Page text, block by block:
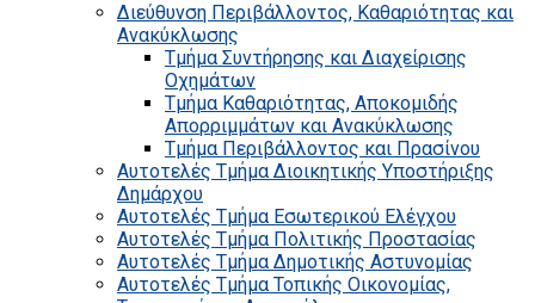
Διεύθυνση Περιβάλλοντος, Καθαριότητας και
Ανακύκλωσης
Τμήμα Συντήρησης και Διαχείρισης
Οχημάτων
Τμήμα Καθαριότητας, Αποκομιδής
Απορριμμάτων και Ανακύκλωσης
Τμήμα Περιβάλλοντος και Πρασίνου
Αυτοτελές Τμήμα Διοικητικής Υποστήριξης
Δημάρχου
Αυτοτελές Τμήμα Εσωτερικού Ελέγχου
Αυτοτελές Τμήμα Πολιτικής Προστασίας
Αυτοτελές Τμήμα Δημοτικής Αστυνομίας
Αυτοτελές Τμήμα Τοπικής Οικονομίας,